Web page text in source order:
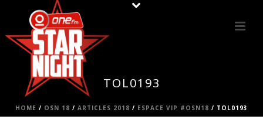
TOL0193
HOME / OSN 18 / ARTICLES 2018 / ESPACE VIP #OSN18 / TOL0193